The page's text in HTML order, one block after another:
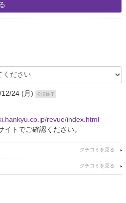
24 (月) 公演終了
revue/index.html
トでご確認ください。